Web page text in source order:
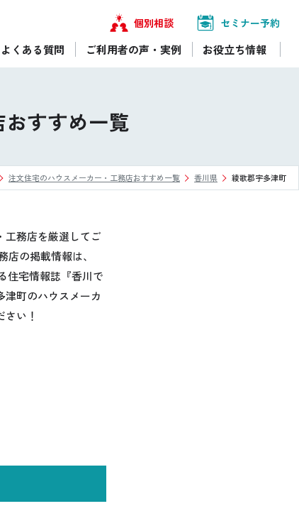
個別相談 セミナー予約
よくある質問 ご利用者の声・実例 お役立ち情報
すすめ一覧
注文住宅のハウスメーカー・工務店おすすめ一覧 香川県 綾歌郡宇多津町
工務店を厳選してご
の掲載情報は、
住宅情報誌『香川で
津町のハウスメーカ
い！